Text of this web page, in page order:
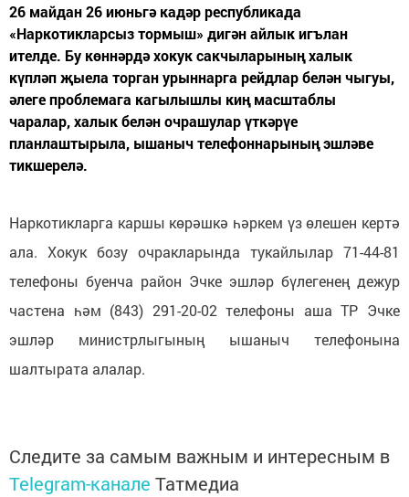
26 майдан 26 июньгә кадәр республикада
«Наркотикларсыз тормыш» дигән айлык игълан
ителде. Бу көннәрдә хокук сакчыларының халык
күпләп җыела торган урыннарга рейдлар белән чыгуы,
әлеге проблемага кагылышлы киң масштаблы
чаралар, халык белән очрашулар үткәрүе
планлаштырыла, ышаныч телефоннарының эшләве
тикшерелә.
Наркотикларга каршы көрәшкә һәркем үз өлешен кертә
ала. Хокук бозу очракларында тукайлылар 71-44-81
телефоны буенча район Эчке эшләр бүлегенең дежур
частена һәм (843) 291-20-02 телефоны аша ТР Эчке
эшләр министрлыгының ышаныч телефонына
шалтырата алалар.
Следите за самым важным и интересным в
Telegram-канале Татмедиа